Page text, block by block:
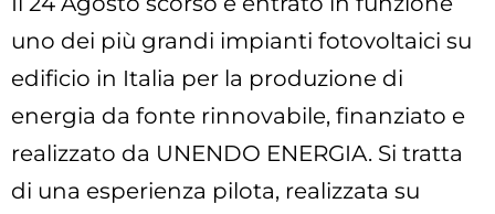
uno dei più grandi impianti fotovoltaici su
edificio in Italia per la produzione di
energia da fonte rinnovabile, finanziato e
realizzato da UNENDO ENERGIA. Si tratta
di una esperienza pilota, realizzata su